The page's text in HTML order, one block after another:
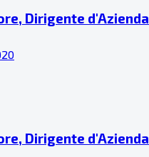
Dirigente d'Azienda
Dirigente d'Azienda